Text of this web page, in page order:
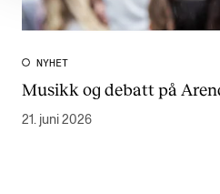
NYHET
Musikk og debatt på
21. juni 2026